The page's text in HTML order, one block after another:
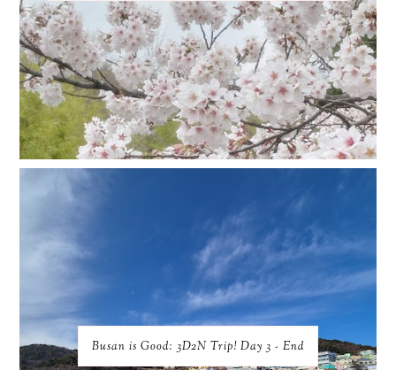
Busan is Good: 3D2N Trip! Day 3 - End